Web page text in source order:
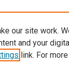
our site work.
and your
link. For